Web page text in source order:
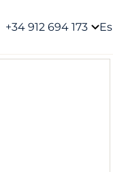
+34 912 694 173 Es